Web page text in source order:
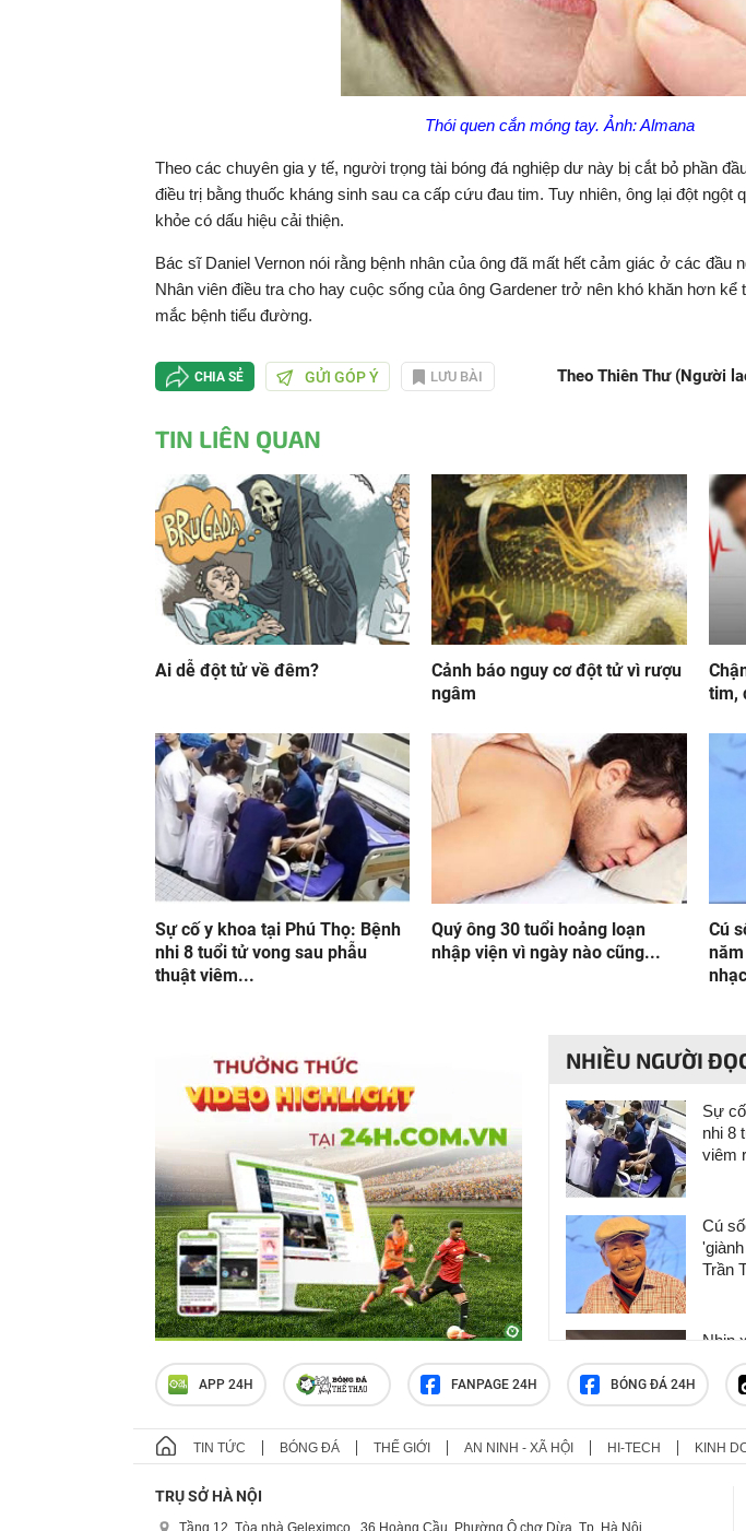
Thói quen cắn móng tay. Ảnh: Almana
Theo các chuyên gia y tế, người trọng tài bóng đá nghiệp dư này bị cắt bỏ phần
điều trị bằng thuốc kháng sinh sau ca cấp cứu đau tim. Tuy nhiên, ông lại đột ngột
khỏe có dấu hiệu cải thiện.
Bác sĩ Daniel Vernon nói rằng bệnh nhân của ông đã mất hết cảm giác ở các đầu
Nhân viên điều tra cho hay cuộc sống của ông Gardener trở nên khó khăn hơn
mắc bệnh tiểu đường.
CHIA SẺ GỬI GÓP Ý LƯU BÀI Theo Thiên Thư (Người
TIN LIÊN QUAN
Ai dễ đột tử về đêm?
Cảnh báo nguy cơ đột tử vì rượu
ngâm
tim,
Sự cố y khoa tại Phú Thọ: Bệnh
nhi 8 tuổi tử vong sau phẫu
thuật viêm...
Quý ông 30 tuổi hoảng loạn
nhập viện vì ngày nào cũng...
Cú
NHIỀU NGƯỜI
Sự
nhi 8
viêm
Cú
Trần
Nhịn
nam
Bệnh
APP 24H FANPAGE 24H BÓNG ĐÁ 24H
TIN TỨC BÓNG ĐÁ THẾ GIỚI AN NINH - XÃ HỘI HI-TECH KINH
TRỤ SỞ HÀ NỘI
Tầng 12, Tòa nhà Geleximco , 36 Hoàng Cầu, Phường Ô chợ Dừa, Tp. Hà Nội